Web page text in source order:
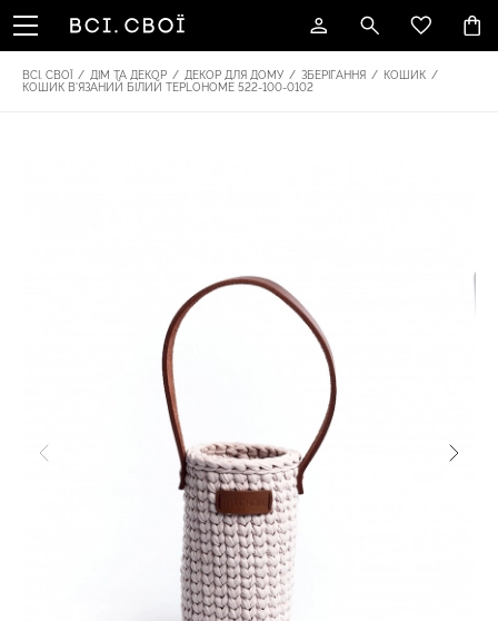
ВСІ. СВОЇ / ДІМ ТА ДЕКОР / ДЕКОР ДЛЯ ДОМУ / ЗБЕРІГАННЯ / КОШИК /
КОШИК В'ЯЗАНИЙ БІЛИЙ TEPLOHOME 522-100-0102